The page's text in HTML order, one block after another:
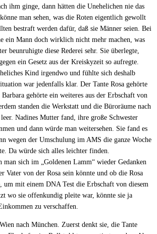
ihm ginge, dann hätten die Unehelichen nie das
man sehen, was die Roten eigentlich gewollt
bestraft werden dafür, daß sie Männer seien. Bei
ein Mann doch wirklich nicht mehr machen, was
beunruhigte diese Rederei sehr. Sie überlegte,
ein Gesetz aus der Kreiskyzeit so aufregte.
Kind irgendwo und fühlte sich deshalb
war jedenfalls klar. Der Tante Rosa gehörte
gehörte ein weiteres aus der Erbschaft von
standen die Werkstatt und die Büroräume nach
Nadines Mutter fand, ihre große Schwester
und dann würde man weitersehen. Sie fand es
wegen der Umschulung im AMS die ganze Woche
Da würde sich alles leichter finden.
man sich im „Goldenen Lamm“ wieder Gedanken
Vater von der Rosa sein könnte und ob die Rosa
um mit einem DNA Test die Erbschaft von diesem
wo sie offenkundig pleite war, könnte sie ja
zu verschaffen.
nach München. Zuerst denkt sie, die Tante